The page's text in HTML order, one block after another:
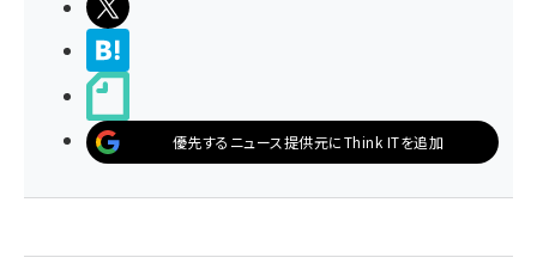
優先するニュース提供元にThink ITを追加